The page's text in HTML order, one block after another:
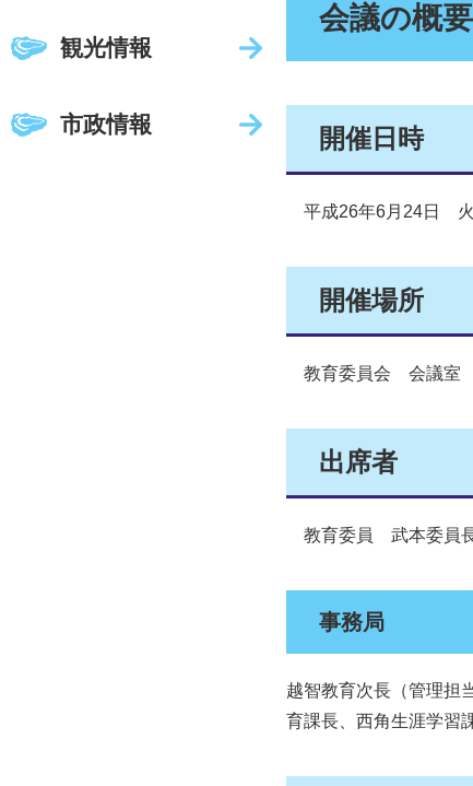
観光情報
市政情報
会議の概要
開催日時
平成26年6月24日
開催場所
教育委員会 会議室
出席者
教育委員 武本委員長
事務局
越智教育次長（管理担
育課長、西角生涯学習